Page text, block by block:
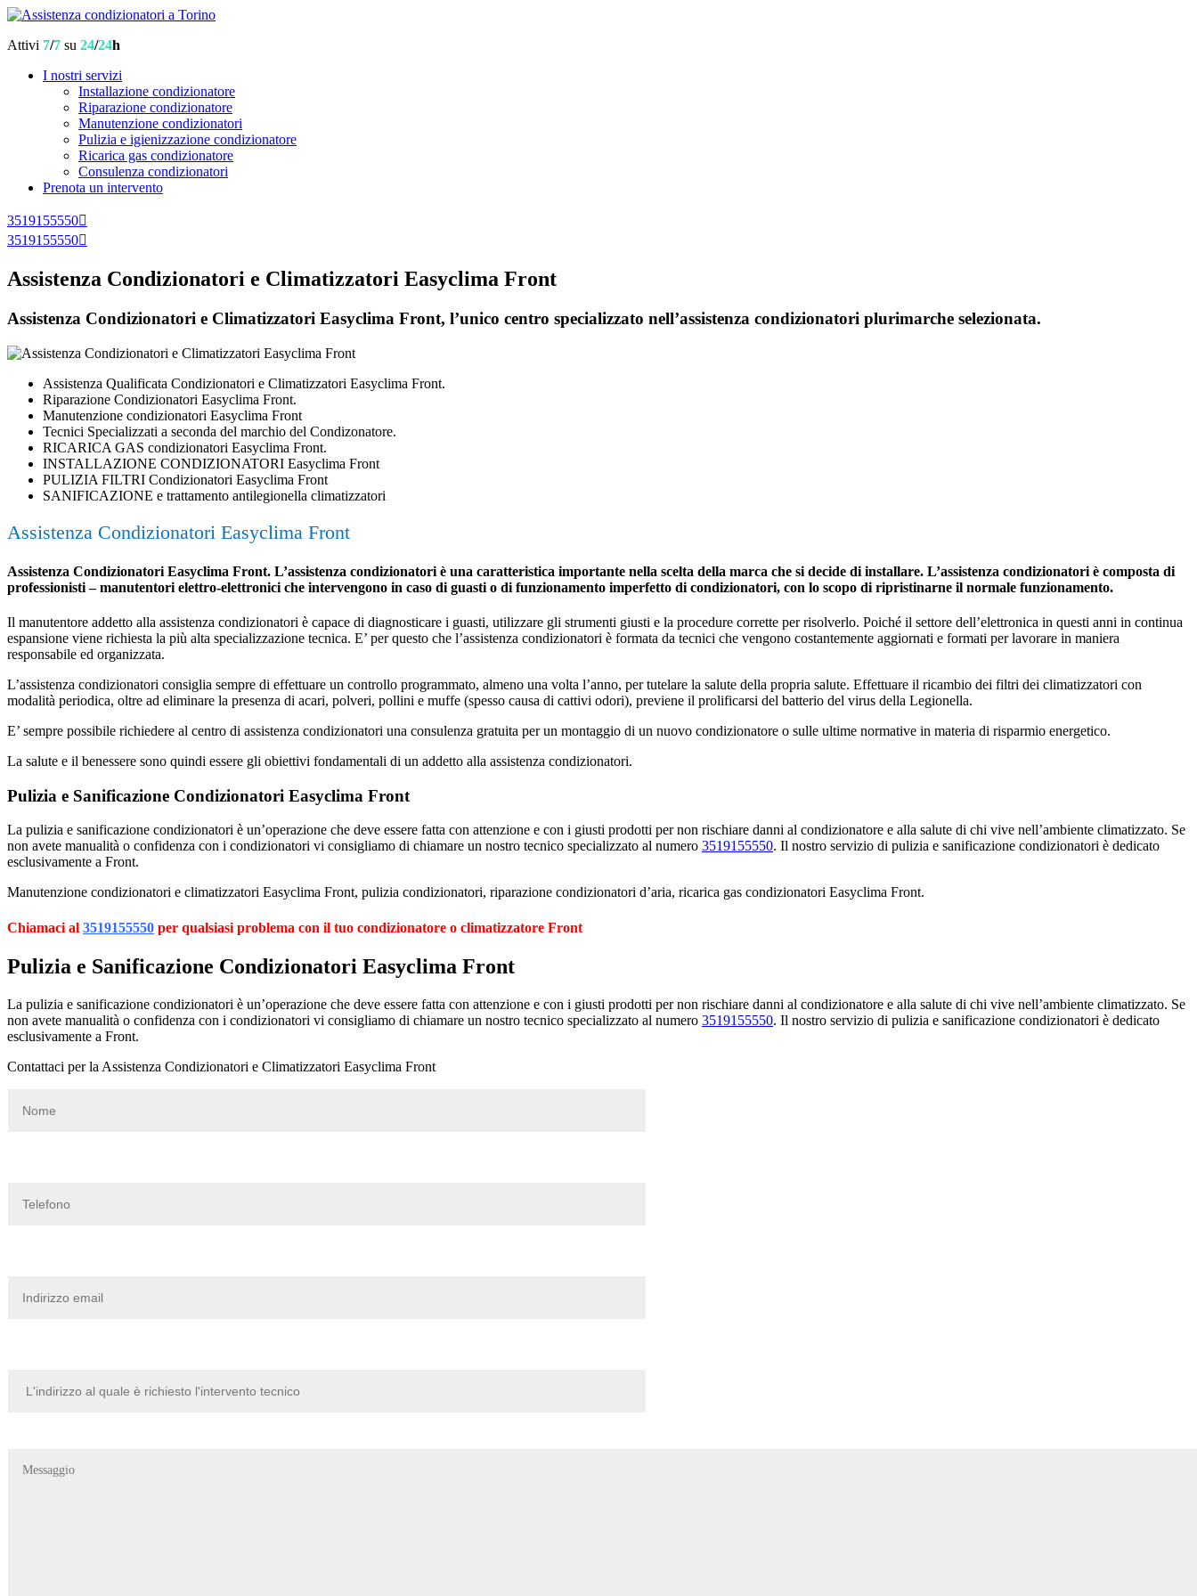
Attivi 7/7 su 24/24h
I nostri servizi
Installazione condizionatore
Riparazione condizionatore
Manutenzione condizionatori
Pulizia e igienizzazione condizionatore
Ricarica gas condizionatore
Consulenza condizionatori
Prenota un intervento
3519155550
3519155550
Assistenza Condizionatori e Climatizzatori Easyclima Front
Assistenza Condizionatori e Climatizzatori Easyclima Front, l’unico centro specializzato nell’assistenza condizionatori plurimarche selezionata.
Assistenza Qualificata Condizionatori e Climatizzatori Easyclima Front.
Riparazione Condizionatori Easyclima Front.
Manutenzione condizionatori Easyclima Front
Tecnici Specializzati a seconda del marchio del Condizonatore.
RICARICA GAS condizionatori Easyclima Front.
INSTALLAZIONE CONDIZIONATORI Easyclima Front
PULIZIA FILTRI Condizionatori Easyclima Front
SANIFICAZIONE e trattamento antilegionella climatizzatori
Assistenza Condizionatori Easyclima Front
Assistenza Condizionatori Easyclima Front. L’assistenza condizionatori è una caratteristica importante nella scelta della marca che si decide di installare. L’assistenza condizionatori è composta di
professionisti – manutentori elettro-elettronici che intervengono in caso di guasti o di funzionamento imperfetto di condizionatori, con lo scopo di ripristinarne il normale funzionamento.
Il manutentore addetto alla assistenza condizionatori è capace di diagnosticare i guasti, utilizzare gli strumenti giusti e la procedure corrette per risolverlo. Poiché il settore dell’elettronica in questi anni in continua
espansione viene richiesta la più alta specializzazione tecnica. E’ per questo che l’assistenza condizionatori è formata da tecnici che vengono costantemente aggiornati e formati per lavorare in maniera
responsabile ed organizzata.
L’assistenza condizionatori consiglia sempre di effettuare un controllo programmato, almeno una volta l’anno, per tutelare la salute della propria salute. Effettuare il ricambio dei filtri dei climatizzatori con
modalità periodica, oltre ad eliminare la presenza di acari, polveri, pollini e muffe (spesso causa di cattivi odori), previene il prolificarsi del batterio del virus della Legionella.
E’ sempre possibile richiedere al centro di assistenza condizionatori una consulenza gratuita per un montaggio di un nuovo condizionatore o sulle ultime normative in materia di risparmio energetico.
La salute e il benessere sono quindi essere gli obiettivi fondamentali di un addetto alla assistenza condizionatori.
Pulizia e Sanificazione Condizionatori Easyclima Front
La pulizia e sanificazione condizionatori è un’operazione che deve essere fatta con attenzione e con i giusti prodotti per non rischiare danni al condizionatore e alla salute di chi vive nell’ambiente climatizzato. Se
non avete manualità o confidenza con i condizionatori vi consigliamo di chiamare un nostro tecnico specializzato al numero 3519155550. Il nostro servizio di pulizia e sanificazione condizionatori è dedicato
esclusivamente a Front.
Manutenzione condizionatori e climatizzatori Easyclima Front, pulizia condizionatori, riparazione condizionatori d’aria, ricarica gas condizionatori Easyclima Front.
Chiamaci al 3519155550 per qualsiasi problema con il tuo condizionatore o climatizzatore Front
Pulizia e Sanificazione Condizionatori Easyclima Front
La pulizia e sanificazione condizionatori è un’operazione che deve essere fatta con attenzione e con i giusti prodotti per non rischiare danni al condizionatore e alla salute di chi vive nell’ambiente climatizzato. Se
non avete manualità o confidenza con i condizionatori vi consigliamo di chiamare un nostro tecnico specializzato al numero 3519155550. Il nostro servizio di pulizia e sanificazione condizionatori è dedicato
esclusivamente a Front.
Contattaci per la Assistenza Condizionatori e Climatizzatori Easyclima Front